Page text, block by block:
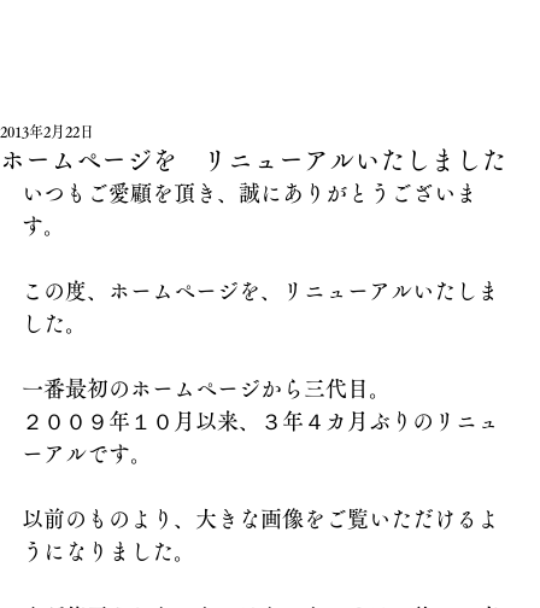
ホームページを リニューアルいたしました
2013年2月22日
いつもご愛顧を頂き、誠にありがとうございま
す。
この度、ホームページを、リニューアルいたしま
した。
一番最初のホームページから三代目。
２００９年１０月以来、３年４カ月ぶりのリニュ
ーアルです。
以前のものより、大きな画像をご覧いただけるよ
うになりました。